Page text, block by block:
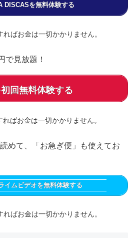
DISCASを無料体験する
ばお金は一切かかりません。
見放題！
回無料体験する
ばお金は一切かかりません。
めて、「お急ぎ便」も使えてお
イムビデオを無料体験する
ばお金は一切かかりません。